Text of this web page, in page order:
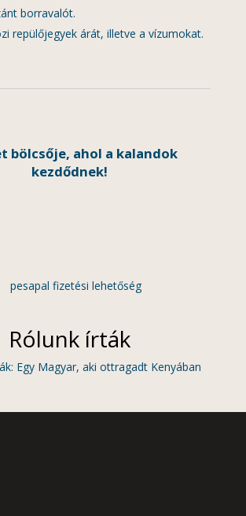
borravalót.
repülőjegyek árát, illetve a vízumokat.
bölcsője, ahol a kalandok
kezdődnek!
Rólunk írták